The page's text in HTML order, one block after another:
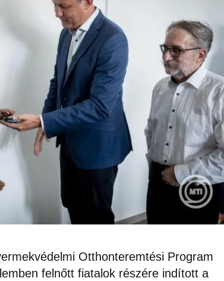
Otthonteremtési Program
felnőtt fiatalok részére indított a